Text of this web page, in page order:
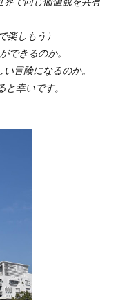
しもう）
できるのか。
冒険になるのか。
幸いです。